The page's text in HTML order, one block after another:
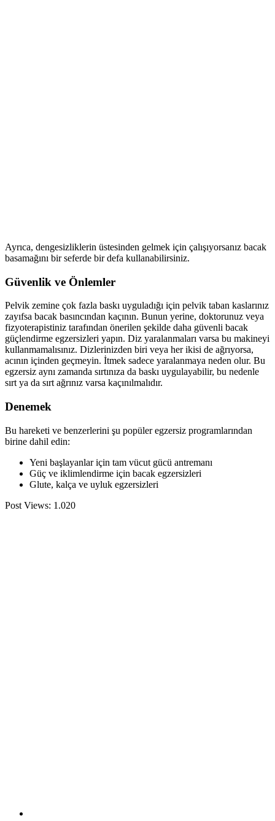
Ayrıca, dengesizliklerin üstesinden gelmek için çalışıyorsanız bacak
basamağını bir seferde bir defa kullanabilirsiniz.
Güvenlik ve Önlemler
Pelvik zemine çok fazla baskı uyguladığı için pelvik taban kaslarınız
zayıfsa bacak basıncından kaçının. Bunun yerine, doktorunuz veya
fizyoterapistiniz tarafından önerilen şekilde daha güvenli bacak
güçlendirme egzersizleri yapın. Diz yaralanmaları varsa bu makineyi
kullanmamalısınız. Dizlerinizden biri veya her ikisi de ağrıyorsa,
acının içinden geçmeyin. İtmek sadece yaralanmaya neden olur. Bu
egzersiz aynı zamanda sırtınıza da baskı uygulayabilir, bu nedenle
sırt ya da sırt ağrınız varsa kaçınılmalıdır.
Denemek
Bu hareketi ve benzerlerini şu popüler egzersiz programlarından
birine dahil edin:
Yeni başlayanlar için tam vücut gücü antremanı
Güç ve iklimlendirme için bacak egzersizleri
Glute, kalça ve uyluk egzersizleri
Post Views: 1.020